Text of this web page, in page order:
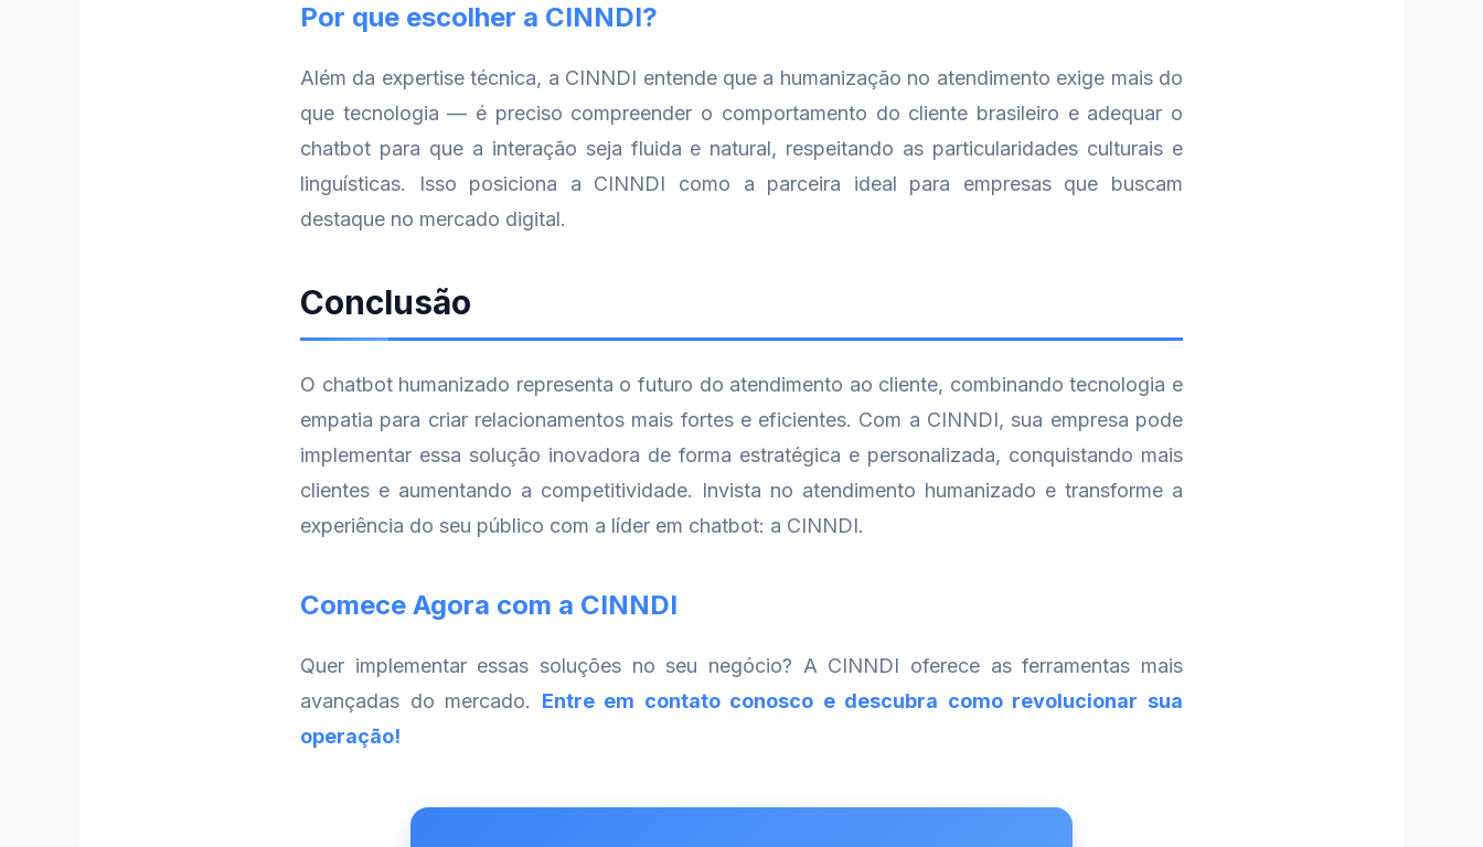
Por que escolher a CINNDI?
Além da expertise técnica, a CINNDI entende que a humanização no atendimento exige mais do
que tecnologia — é preciso compreender o comportamento do cliente brasileiro e adequar o
chatbot para que a interação seja fluida e natural, respeitando as particularidades culturais e
linguísticas. Isso posiciona a CINNDI como a parceira ideal para empresas que buscam
destaque no mercado digital.
Conclusão
O chatbot humanizado representa o futuro do atendimento ao cliente, combinando tecnologia e
empatia para criar relacionamentos mais fortes e eficientes. Com a CINNDI, sua empresa pode
implementar essa solução inovadora de forma estratégica e personalizada, conquistando mais
clientes e aumentando a competitividade. Invista no atendimento humanizado e transforme a
experiência do seu público com a líder em chatbot: a CINNDI.
Comece Agora com a CINNDI
Quer implementar essas soluções no seu negócio? A CINNDI oferece as ferramentas mais
avançadas do mercado. Entre em contato conosco e descubra como revolucionar sua
operação!